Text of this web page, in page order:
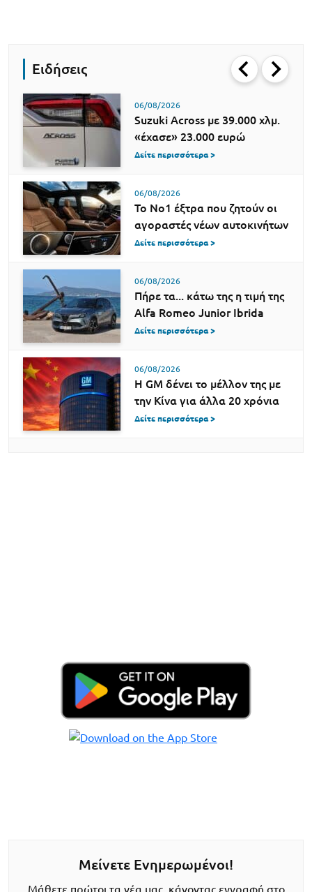
Ειδήσεις
06/08/2026
Suzuki Across με 39.000 χλμ.
«έχασε» 23.000 ευρώ
Δείτε περισσότερα >
06/08/2026
Το Νο1 έξτρα που ζητούν οι
αγοραστές νέων αυτοκινήτων
Δείτε περισσότερα >
06/08/2026
Πήρε τα... κάτω της η τιμή της
Alfa Romeo Junior Ibrida
Δείτε περισσότερα >
06/08/2026
Η GM δένει το μέλλον της με
την Κίνα για άλλα 20 χρόνια
Δείτε περισσότερα >
Μείνετε Ενημερωμένοι!